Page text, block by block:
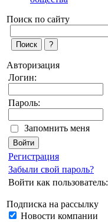
Поиск по сайту
Авторизация
Логин:
Пароль:
Запомнить меня
Регистрация
Забыли свой пароль?
Войти как пользователь:
Подписка на рассылку
Новости компании